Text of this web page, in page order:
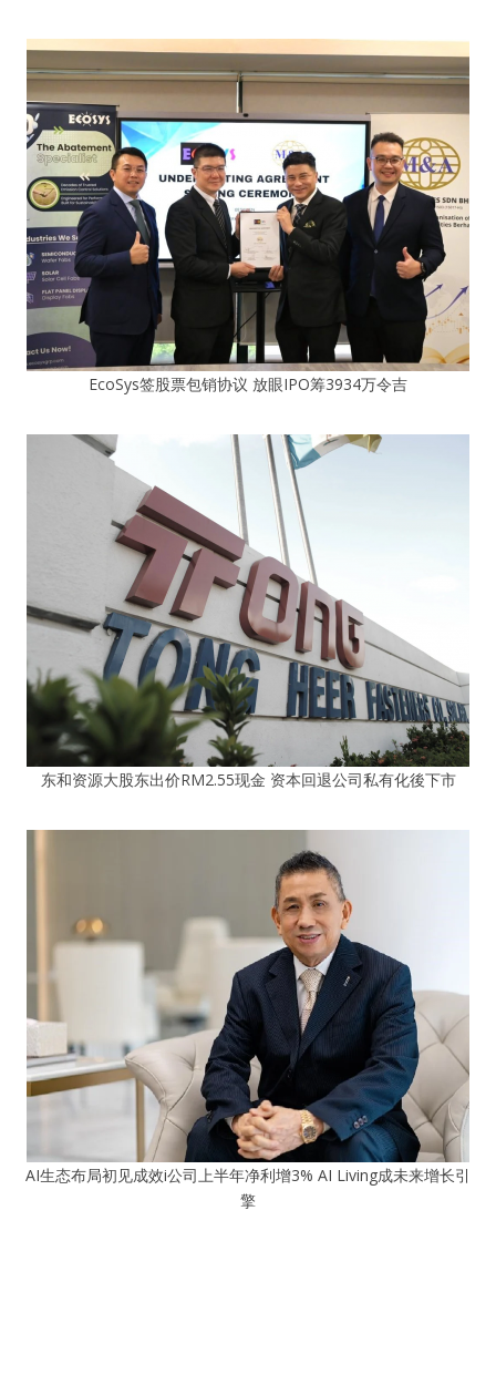
EcoSys签股票包销协议 放眼IPO筹3934万令吉
东和资源大股东出价RM2.55现金 资本回退公司私有化後下市
AI生态布局初见成效i公司上半年净利增3% AI Living成未来增长引
擎